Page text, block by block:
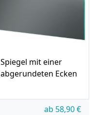
Spiegel mit einer
abgerundeten Ecken
ab 58,90€